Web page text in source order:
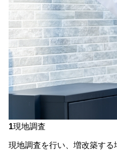
1現地調査
現地調査を行い、増改築す